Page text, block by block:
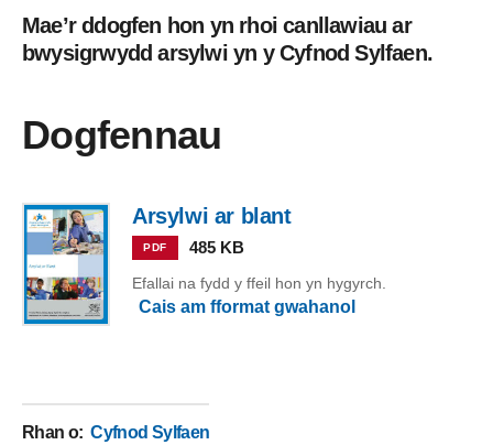
Mae’r ddogfen hon yn rhoi canllawiau ar
bwysigrwydd arsylwi yn y Cyfnod Sylfaen.
Dogfennau
Arsylwi ar blant
PDF 485 KB
Efallai na fydd y ffeil hon yn hygyrch.
Cais am fformat gwahanol
Rhan o:Cyfnod Sylfaen